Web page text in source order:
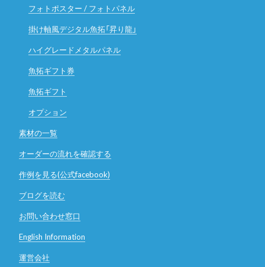
フォトポスター / フォトパネル
掛け軸風デジタル魚拓「昇り龍」
ハイグレードメタルパネル
魚拓ギフト券
魚拓ギフト
オプション
素材の一覧
オーダーの流れを確認する
作例を見る(公式facebook)
ブログを読む
お問い合わせ窓口
English Information
運営会社